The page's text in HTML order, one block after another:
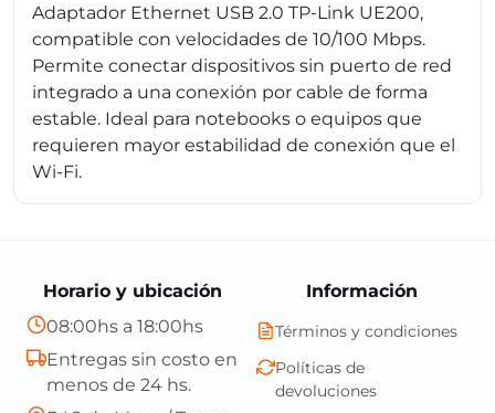
Adaptador Ethernet USB 2.0 TP-Link UE200,
compatible con velocidades de 10/100 Mbps.
Permite conectar dispositivos sin puerto de red
integrado a una conexión por cable de forma
estable. Ideal para notebooks o equipos que
requieren mayor estabilidad de conexión que el
Wi-Fi.
Información
Términos y condiciones
Políticas de
devoluciones
Horario y ubicación
08:00hs a 18:00hs
Entregas sin costo en
menos de 24 hs.